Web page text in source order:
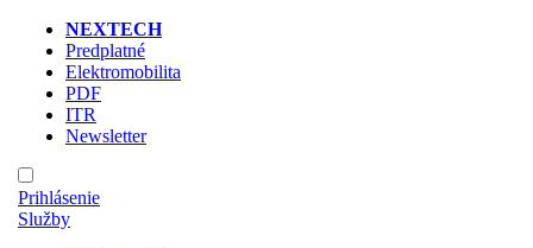
NEXTECH
Predplatné
Elektromobilita
PDF
ITR
Newsletter
Prihlásenie
Služby